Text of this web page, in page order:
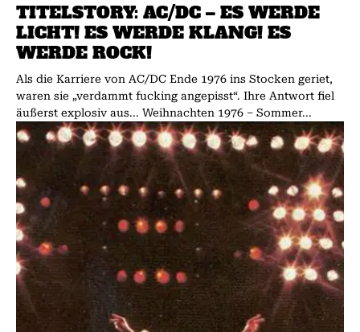
TITELSTORY: AC/DC – ES WERDE
LICHT! ES WERDE KLANG! ES
WERDE ROCK!
Als die Karriere von AC/DC Ende 1976 ins Stocken geriet,
waren sie „verdammt fucking angepisst“. Ihre Antwort fiel
äußerst explosiv aus... Weihnachten 1976 – Sommer...